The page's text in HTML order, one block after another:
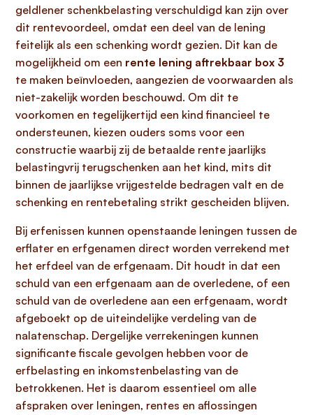
geldlener schenkbelasting verschuldigd kan zijn over
dit rentevoordeel, omdat een deel van de lening
feitelijk als een schenking wordt gezien. Dit kan de
mogelijkheid om een rente lening aftrekbaar box 3
te maken beïnvloeden, aangezien de voorwaarden als
niet-zakelijk worden beschouwd. Om dit te
voorkomen en tegelijkertijd een kind financieel te
ondersteunen, kiezen ouders soms voor een
constructie waarbij zij de betaalde rente jaarlijks
belastingvrij terugschenken aan het kind, mits dit
binnen de jaarlijkse vrijgestelde bedragen valt en de
schenking en rentebetaling strikt gescheiden blijven.
Bij erfenissen kunnen openstaande leningen tussen de
erflater en erfgenamen direct worden verrekend met
het erfdeel van de erfgenaam. Dit houdt in dat een
schuld van een erfgenaam aan de overledene, of een
schuld van de overledene aan een erfgenaam, wordt
afgeboekt op de uiteindelijke verdeling van de
nalatenschap. Dergelijke verrekeningen kunnen
significante fiscale gevolgen hebben voor de
erfbelasting en inkomstenbelasting van de
betrokkenen. Het is daarom essentieel om alle
afspraken over leningen, rentes en aflossingen